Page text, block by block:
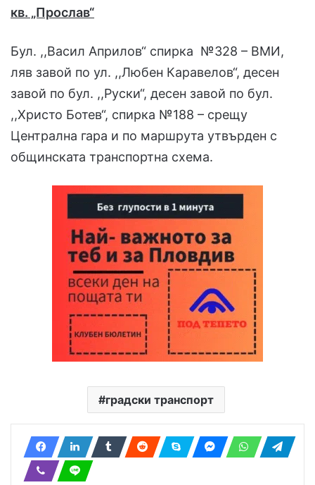
кв. „Прослав“
Бул. ,,Васил Априлов“ спирка №328 – ВМИ,
ляв завой по ул. ,,Любен Каравелов“, десен
завой по бул. ,,Руски“, десен завой по бул.
,,Христо Ботев“, спирка №188 – срещу
Централна гара и по маршрута утвърден с
общинската транспортна схема.
градски транспорт